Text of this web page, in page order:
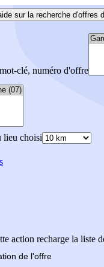
sur la recherche d'offres
clé, numéro d'offre
lieu choisi
action recharge la liste
de l'offre